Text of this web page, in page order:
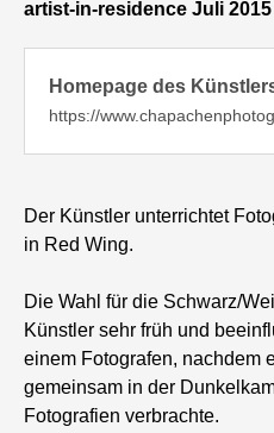
artist-in-residence Juli 2015
Homepage des
https://
Der Künstler unterrichtet
in Red Wing.
Die Wahl für die Schwarz/
Künstler sehr früh und
einem Fotografen, nachdem
gemeinsam in der
Fotografien verbrachte.